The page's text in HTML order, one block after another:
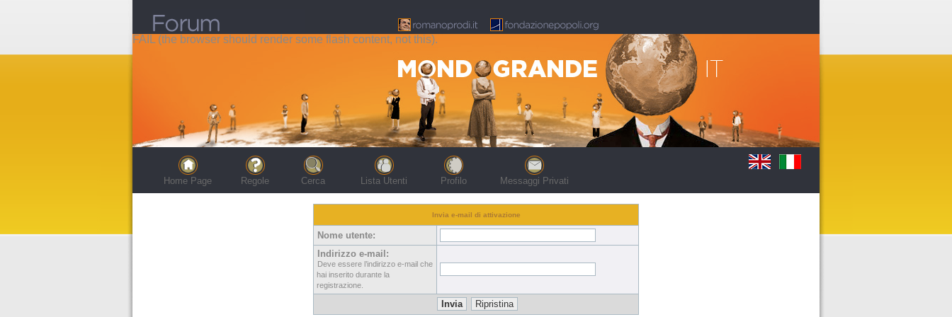
FAIL (the browser should render some flash content, not this).
Home Page Regole Cerca Lista Utenti Profilo Messaggi Privati
Invia e-mail di attivazione
Nome utente:
Indirizzo e-mail:
Deve essere l’indirizzo e-mail che
hai inserito durante la
registrazione.